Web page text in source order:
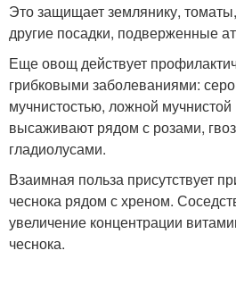
Это защищает землянику,
другие посадки, подверженные
Еще овощ действует
грибковыми заболеваниями:
мучнистостью, ложной
высаживают рядом с розами,
гладиолусами.
Взаимная польза присутствует
чеснока рядом с хреном.
увеличение концентрации
чеснока.